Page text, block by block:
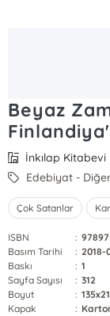
Beyaz
İnkılap Kitabevi
Edebiyat -
Çok Satanlar
ISBN :
Basım Tarihi
: 2018-
Baskı
: 1
Sayfa Sayısı
: 312
Boyut
:
Kapak
: